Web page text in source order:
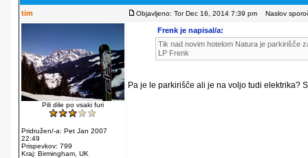
tim Objavljeno: Tor Dec 16, 2014 7:39 pm Naslov
Pili dile po vsaki furi
Pridružen/-a: Pet Jan 2007
22:49
Prispevkov: 799
Kraj: Birmingham, UK
Frenk je napisal/a:
Tik nad novim hotelom Natura je parkirišče
LP Frenk
Pa je le parkirišče ali je na voljo tudi elektrika?